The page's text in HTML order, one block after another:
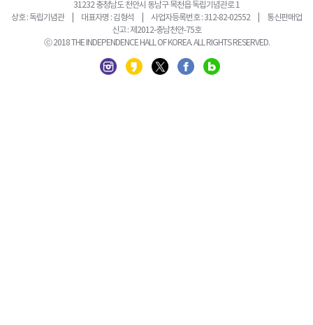
31232 충청남도 천안시 동남구 목천읍 독립기념관로 1
상호 : 독립기념관 | 대표자명 : 김형석 | 사업자등록번호 : 312-82-02552 | 통신판매업
신고 : 제2012-충남천안-75호
ⓒ 2018 THE INDEPENDENCE HALL OF KOREA. ALL RIGHTS RESERVED.